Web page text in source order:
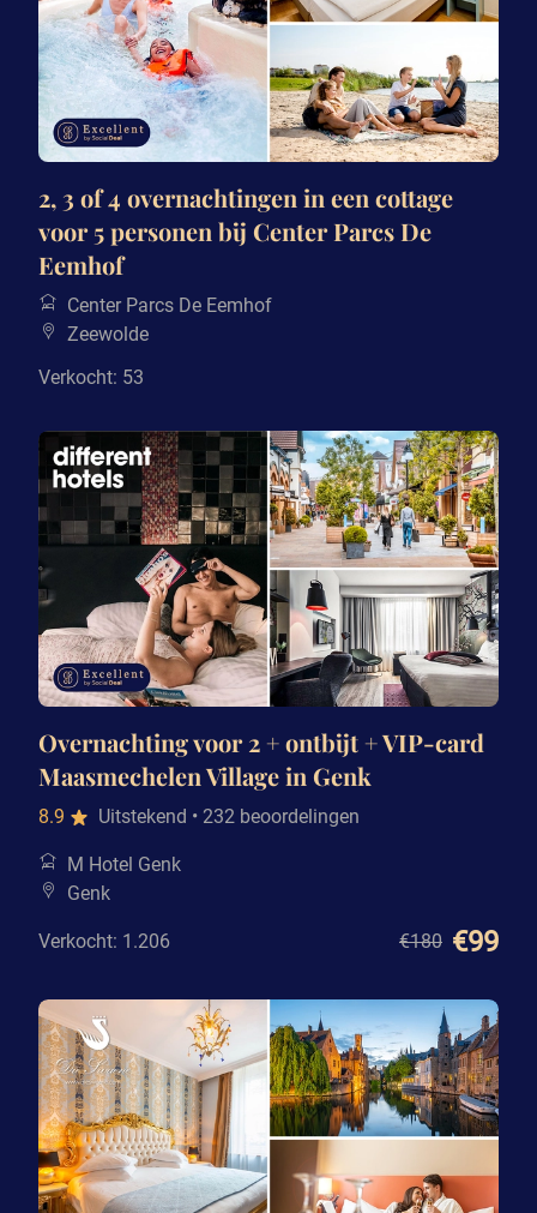
2, 3 of 4 overnachtingen in een cottage
voor 5 personen bij Center Parcs De
Eemhof
Center Parcs De Eemhof
Zeewolde
Verkocht: 53
Overnachting voor 2 + ontbijt + VIP-card
Maasmechelen Village in Genk
8.9 Uitstekend • 232 beoordelingen
M Hotel Genk
Genk
Verkocht: 1.206 €180 €99